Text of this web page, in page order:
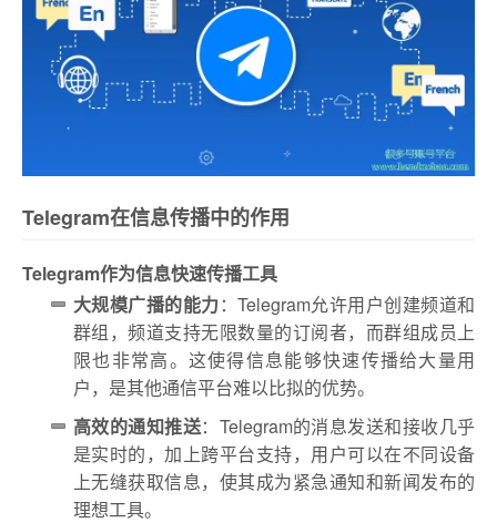
Telegram在信息传播中的作用
Telegram作为信息快速传播工具
大规模广播的能力 ：Telegram允许用户创建频道和
群组，频道支持无限数量的订阅者，而群组成员上
限也非常高。这使得信息能够快速传播给大量用
户，是其他通信平台难以比拟的优势。
高效的通知推送：Telegram的消息发送和接收几乎
是实时的，加上跨平台支持，用户可以在不同设备
上无缝获取信息，使其成为紧急通知和新闻发布的
理想工具。